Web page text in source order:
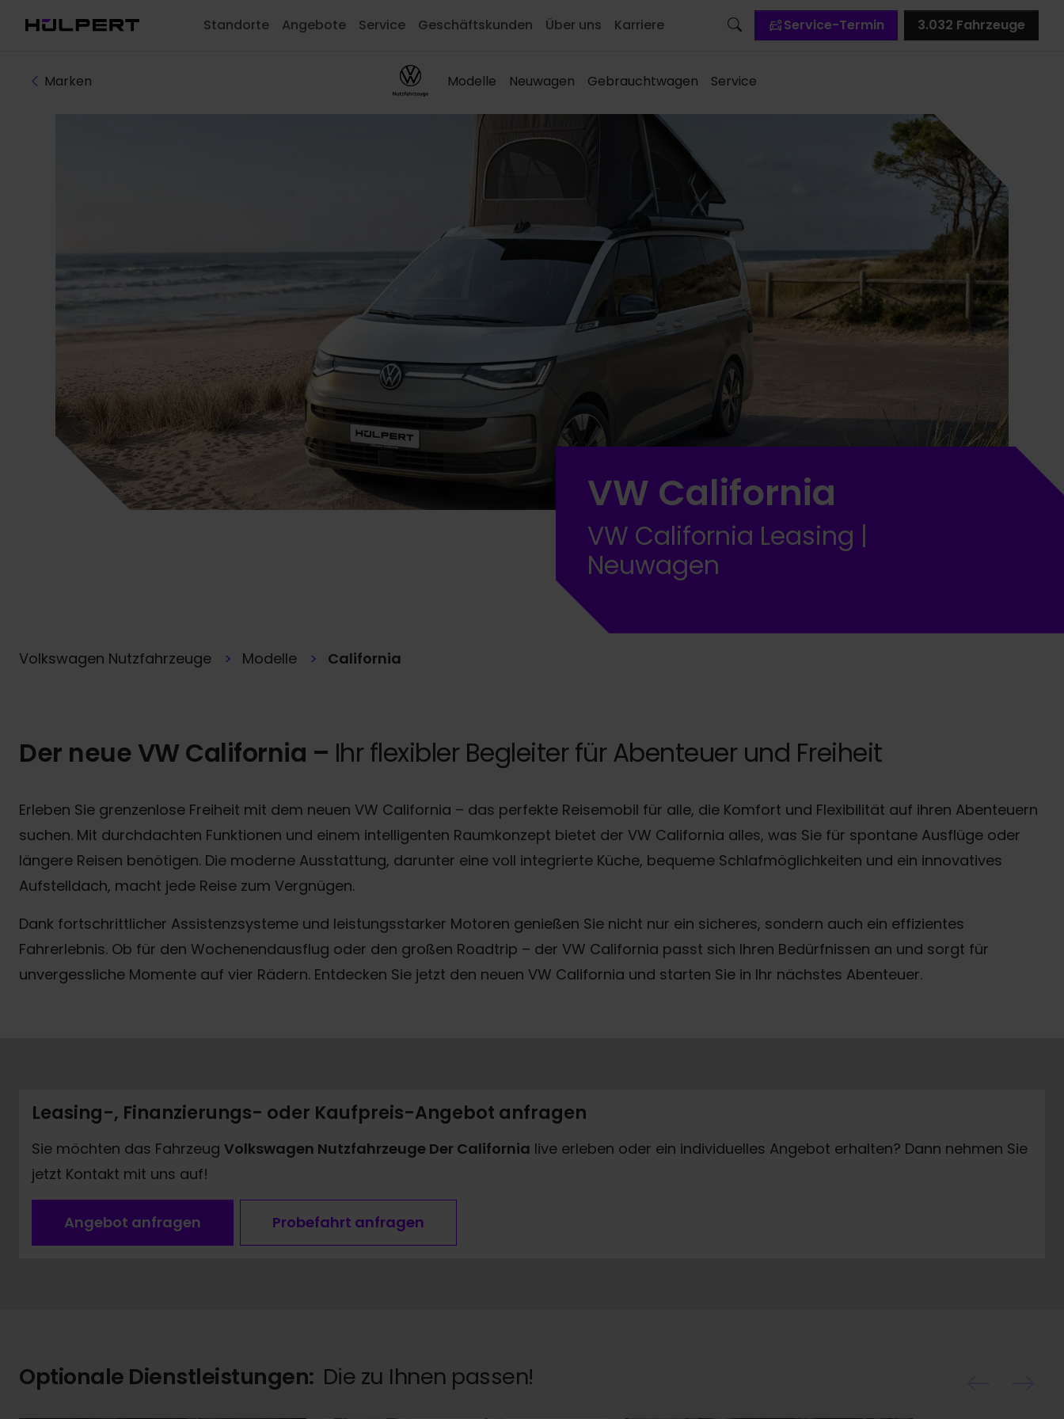
Standorte Angebote Service Geschäftskunden Über uns Karriere Service-Termin Fahrzeuge
3.032
Marken Modelle Neuwagen Gebrauchtwagen Service
VW California
VW California Leasing |
Neuwagen
Volkswagen Nutzfahrzeuge Modelle California
Der neue VW California – Ihr flexibler Begleiter für Abenteuer und Freiheit
Erleben Sie grenzenlose Freiheit mit dem neuen VW California – das perfekte Reisemobil für alle, die Komfort und Flexibilität auf ihren Abenteuern
suchen. Mit durchdachten Funktionen und einem intelligenten Raumkonzept bietet der VW California alles, was Sie für spontane Ausflüge oder
längere Reisen benötigen. Die moderne Ausstattung, darunter eine voll integrierte Küche, bequeme Schlafmöglichkeiten und ein innovatives
Aufstelldach, macht jede Reise zum Vergnügen.
Dank fortschrittlicher Assistenzsysteme und leistungsstarker Motoren genießen Sie nicht nur ein sicheres, sondern auch ein effizientes
Fahrerlebnis. Ob für den Wochenendausflug oder den großen Roadtrip – der VW California passt sich Ihren Bedürfnissen an und sorgt für
unvergessliche Momente auf vier Rädern. Entdecken Sie jetzt den neuen VW California und starten Sie in Ihr nächstes Abenteuer.
Leasing-, Finanzierungs- oder Kaufpreis-Angebot anfragen
Sie möchten das Fahrzeug Volkswagen Nutzfahrzeuge Der California live erleben oder ein individuelles Angebot erhalten? Dann nehmen Sie
jetzt Kontakt mit uns auf!
Angebot anfragen Probefahrt anfragen
Optionale Dienstleistungen: Die zu Ihnen passen!